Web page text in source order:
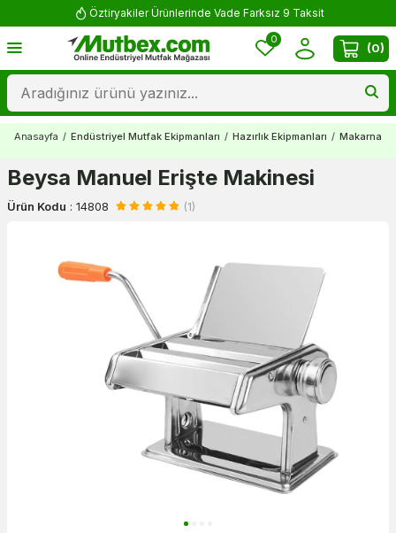
Öztiryakiler Ürünlerinde Vade Farksız 9 Taksit
0
(0)
Anasayfa / Endüstriyel Mutfak Ekipmanları / Hazırlık Ekipmanları / Makarna
Beysa Manuel Erişte Makinesi
Ürün Kodu : 14808 (1)